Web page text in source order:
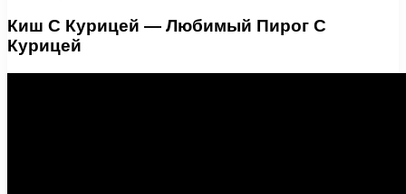
Киш С Курицей — Любимый Пирог С
Курицей